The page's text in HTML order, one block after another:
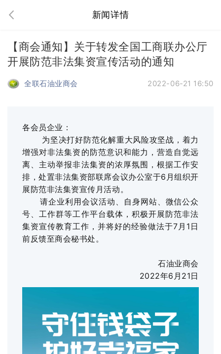
新闻详情
【商会通知】关于转发全国工商联办公厅
开展防范非法集资宣传活动的通知
全联石油业商会 2022-06-21 16:50
各会员企业：
为坚决打好防范化解重大风险攻坚战，着力
增强对非法集资的防范意识和能力，营造自觉远
离、主动举报非法集资的浓厚氛围，根据工作安
排，处置非法集资部联席会议办公室于6月组织开
展防范非法集资宣传月活动。
请企业利用会议活动、自身网站、微信公众
号、工作群等工作平台载体，积极开展防范非法
集资宣传教育工作，并将好的经验做法于7月1日
前反馈至商会秘书处。
石油业商会
2022年6月21日